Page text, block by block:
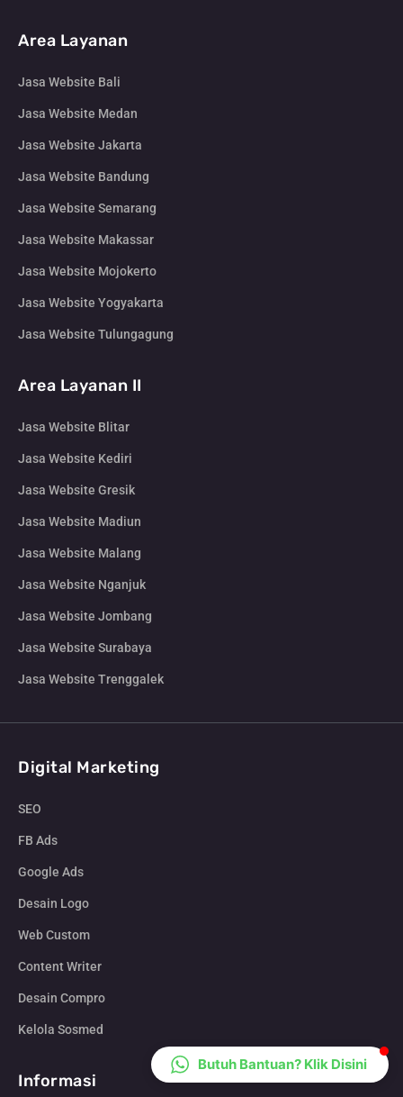
Butuh Bantuan? Klik Disini
Area Layanan
Jasa Website Bali
Jasa Website Medan
Jasa Website Jakarta
Jasa Website Bandung
Jasa Website Semarang
Jasa Website Makassar
Jasa Website Mojokerto
Jasa Website Yogyakarta
Jasa Website Tulungagung
Area Layanan II
Jasa Website Blitar
Jasa Website Kediri
Jasa Website Gresik
Jasa Website Madiun
Jasa Website Malang
Jasa Website Nganjuk
Jasa Website Jombang
Jasa Website Surabaya
Jasa Website Trenggalek
Digital Marketing
SEO
FB Ads
Google Ads
Desain Logo
Web Custom
Content Writer
Desain Compro
Kelola Sosmed
Informasi